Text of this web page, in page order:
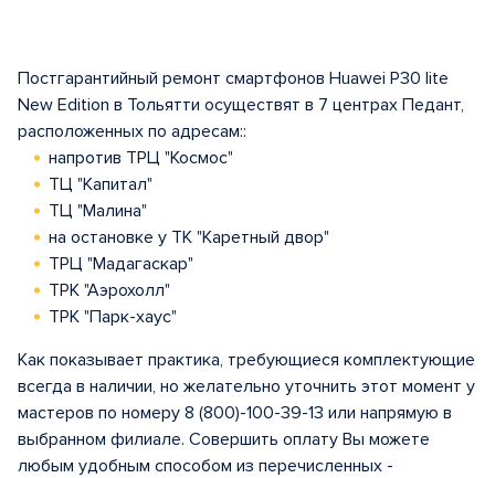
Постгарантийный ремонт смартфонов Huawei P30 lite
New Edition в Тольятти осуществят в 7 центрах Педант,
расположенных по адресам::
напротив ТРЦ "Космос"
ТЦ "Капитал"
ТЦ "Малина"
на остановке у ТК "Каретный двор"
ТРЦ "Мадагаскар"
ТРК "Аэрохолл"
ТРК "Парк-хаус"
Как показывает практика, требующиеся комплектующие
всегда в наличии, но желательно уточнить этот момент у
мастеров по номеру 8 (800)-100-39-13 или напрямую в
выбранном филиале. Совершить оплату Вы можете
любым удобным способом из перечисленных -